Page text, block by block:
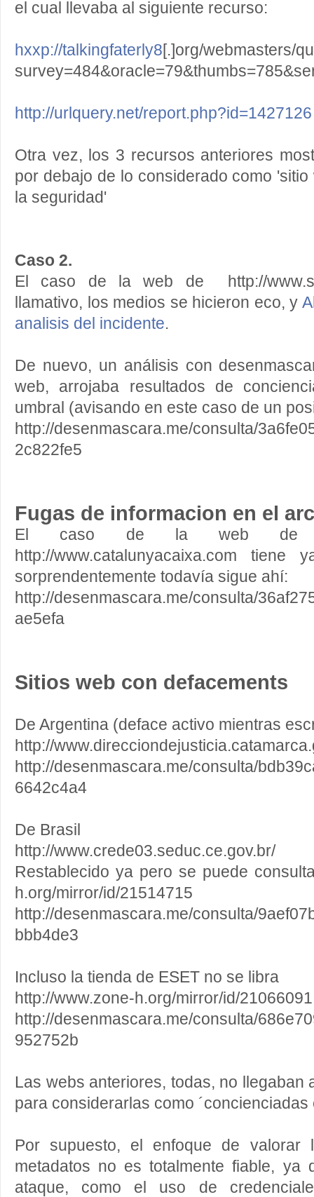
el cual llevaba al siguiente recurso:
hxxp://talkingfaterly8[.]org/webmasters/
survey=484&oracle=79&thumbs=
http://urlquery.net/report.php?id=1427126
Otra vez, los 3 recursos anteriores
por debajo de lo considerado como
la seguridad'
Caso 2.
El caso de la web de http://
llamativo, los medios se hicieron eco, y
analisis del incidente.
De nuevo, un análisis con
web, arrojaba resultados de
umbral (avisando en este caso de un
http://desenmascara.me/consulta/
2c822fe5
Fugas de informacion en el
El caso de la web de
http://www.catalunyacaixa.com tiene
sorprendentemente todavía sigue ahí:
http://desenmascara.me/consulta/
ae5efa
Sitios web con defacements
De Argentina (deface activo mientras
http://
http://desenmascara.me/consulta/
6642c4a4
De Brasil
http://www.crede03.seduc.ce.gov.br/
Restablecido ya pero se puede
h.org/mirror/id/21514715
http://desenmascara.me/consulta/
bbb4de3
Incluso la tienda de ESET no se libra
http://www.zone-h.org/mirror/id/21066091
http://desenmascara.me/consulta/
952752b
Las webs anteriores, todas, no llegaban
para considerarlas como
Por supuesto, el enfoque de valorar
metadatos no es totalmente fiable, ya
ataque, como el uso de